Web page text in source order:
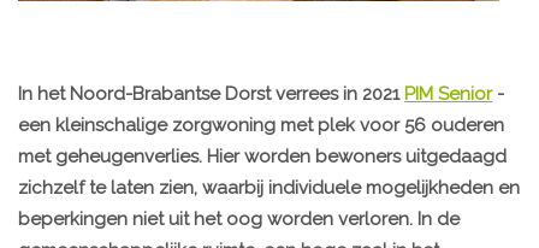
In het Noord-Brabantse Dorst verrees in 2021 PIM Senior-
een kleinschalige zorgwoning met plek voor 56 ouderen
met geheugenverlies. Hier worden bewoners uitgedaagd
zichzelf te laten zien, waarbij individuele mogelijkheden en
beperkingen niet uit het oog worden verloren. In de